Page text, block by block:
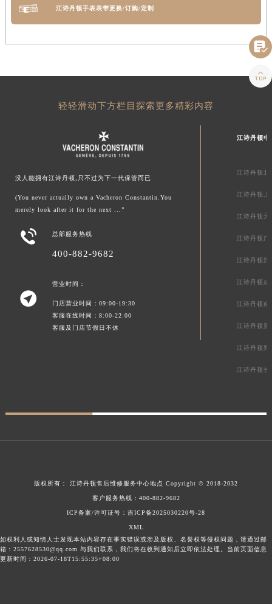
江诗丹顿手表表带更换/订购/定制
轻轻滑动下方栏目探索更多精彩内容
没人能拥有江诗丹顿,只不过为下一代保管而已
(You never actually own a Vacheron Constantin.You
merely look after it for the next ...”
 总部服务热线
400-882-9682

营业时间：
门店营业时间：09:00-19:30
客服在线时间：8:00-22:00
客服及门店节假日不休
江诗丹顿中
江诗丹顿北
江诗丹顿上
江诗丹顿天
江诗丹顿广
江诗丹顿深
江诗丹顿成
江诗丹顿南
江诗丹顿重
江诗丹顿郑
江诗丹顿长
版权所有： 江诗丹顿售后维修服务中心地点 Copyright © 2018-2032
客户服务热线： 400-882-9682
ICP备案/许可证号：吉ICP备2025030220号-28
XML
如权利人或知情人士发现本站内容存在事实错误或涉及版权、名誉权等侵权问题，请通过邮
箱：2557628530@qq.com 与我们联系，我们将在收到通知后立即依法处理。当前页面信息
更新时间：2026-07-18T15:55:35+08:00

